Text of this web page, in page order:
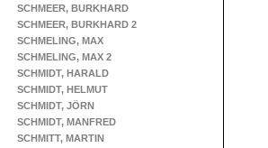
SCHMEER, BURKHARD
SCHMEER, BURKHARD 2
SCHMELING, MAX
SCHMELING, MAX 2
SCHMIDT, HARALD
SCHMIDT, HELMUT
SCHMIDT, JÖRN
SCHMIDT, MANFRED
SCHMITT, MARTIN